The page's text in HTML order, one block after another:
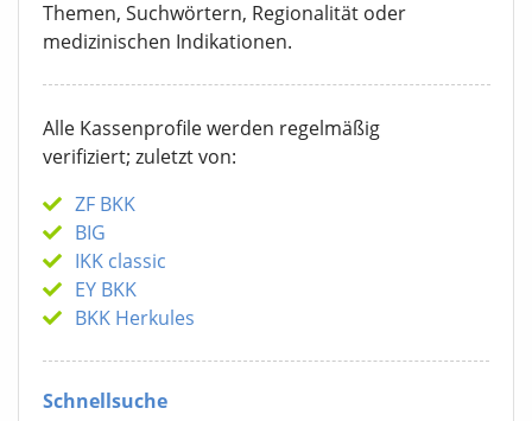
Themen, Suchwörtern, Regionalität oder
medizinischen Indikationen.
Alle Kassenprofile werden regelmäßig
verifiziert; zuletzt von:
ZF BKK
BIG
IKK classic
EY BKK
BKK Herkules
Schnellsuche